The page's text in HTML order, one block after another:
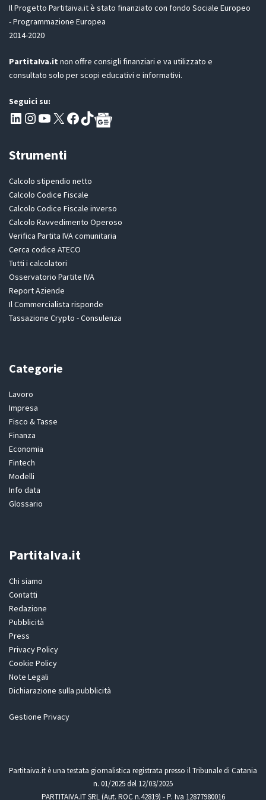
D
P
R
*
Il Progetto Partitaiva.it è stato finanziato con fondo Sociale Europeo
- Programmazione Europea
2014-2020
PartitaIva.it non offre consigli finanziari e va utilizzato e
consultato solo per scopi educativi e informativi.
Seguici su:
Pagina LinkedIn PartitaIva
Instagram
Canale YouTube Evoluzione - Partitaiva.it
X Segui PartitaIva su Facebook
TikTok
Strumenti
Calcolo stipendio netto
Calcolo Codice Fiscale
Calcolo Codice Fiscale inverso
Calcolo Ravvedimento Operoso
Verifica Partita IVA comunitaria
Cerca codice ATECO
Tutti i calcolatori
Osservatorio Partite IVA
Report Aziende
Il Commercialista risponde
Tassazione Crypto - Consulenza
Categorie
Lavoro
Impresa
Fisco & Tasse
Finanza
Economia
Fintech
Modelli
Info data
Glossario
PartitaIva.it
Chi siamo
Contatti
Redazione
Pubblicità
Press
Privacy Policy
Cookie Policy
Note Legali
Dichiarazione sulla pubblicità
Gestione Privacy
Partitaiva.it è una testata giornalistica registrata presso il Tribunale di Catania
n. 01/2025 del 12/03/2025
PARTITAIVA.IT SRL (Aut. ROC n.42819) - P. Iva 12877980016